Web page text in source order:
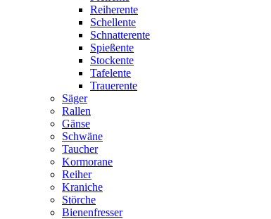
Reiherente
Schellente
Schnatterente
Spießente
Stockente
Tafelente
Trauerente
Säger
Rallen
Gänse
Schwäne
Taucher
Kormorane
Reiher
Kraniche
Störche
Bienenfresser